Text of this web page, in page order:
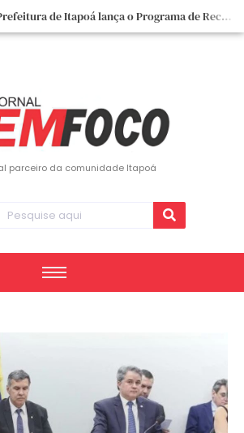
📣📣 A Prefeitura de Itapoá lança o Programa de Recuperação Fiscal (REFIS).
📢 Empreendedor do turismo, esta oportunidade é para você! Itapoá – SC.
parceiro da comunidade Itapoá